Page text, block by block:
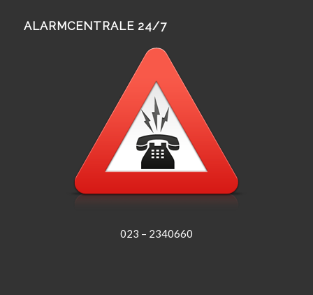
ALARMCENTRALE 24/7
023 – 2340660